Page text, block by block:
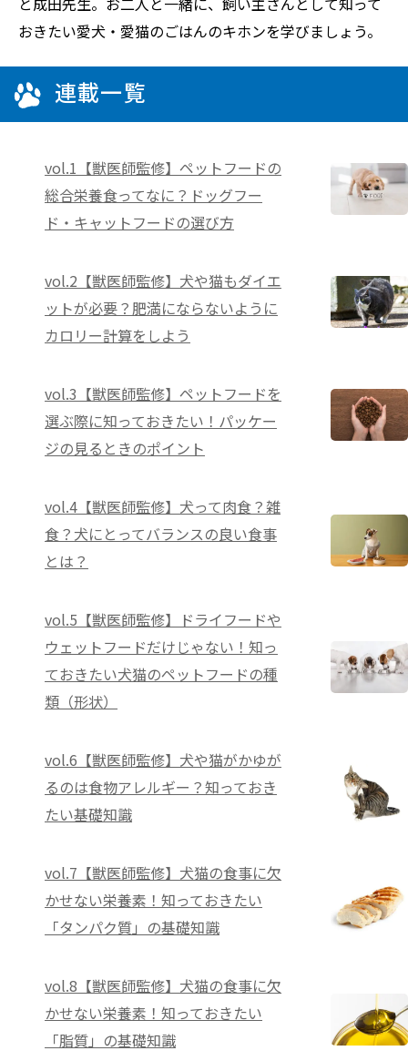
おきたい愛犬・愛猫のごはんのキホンを学びましょう。
連載一覧
vol.1【獣医師監修】ペットフードの
総合栄養食ってなに？ドッグフー
ド・キャットフードの選び方
vol.2【獣医師監修】犬や猫もダイエ
ットが必要？肥満にならないように
カロリー計算をしよう
vol.3【獣医師監修】ペットフードを
選ぶ際に知っておきたい！パッケー
ジの見るときのポイント
vol.4【獣医師監修】犬って肉食？雑
食？犬にとってバランスの良い食事
とは？
vol.5【獣医師監修】ドライフードや
ウェットフードだけじゃない！知っ
ておきたい犬猫のペットフードの種
類（形状）
vol.6【獣医師監修】犬や猫がかゆが
るのは食物アレルギー？知っておき
たい基礎知識
vol.7【獣医師監修】犬猫の食事に欠
かせない栄養素！知っておきたい
「タンパク質」の基礎知識
vol.8【獣医師監修】犬猫の食事に欠
かせない栄養素！知っておきたい
「脂質」の基礎知識